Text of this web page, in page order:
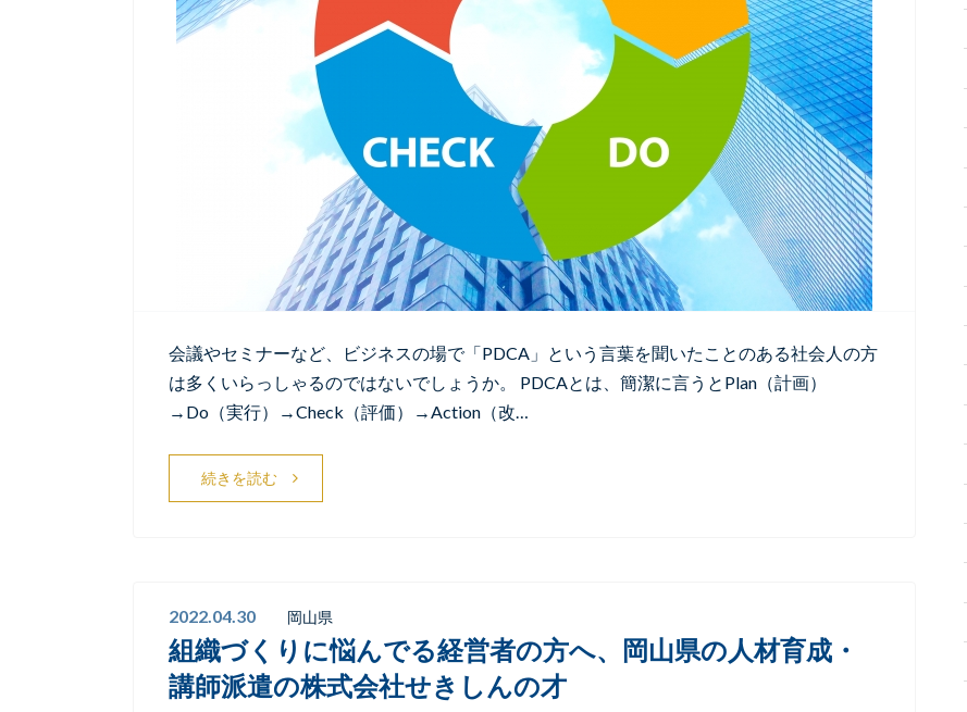
会議やセミナーなど、ビジネスの場で「PDCA」という言葉を聞いたことのある社会人の方
は多くいらっしゃるのではないでしょうか。 PDCAとは、簡潔に言うとPlan（計画）
→Do（実行）→Check（評価）→Action（改…
続きを読む
2022.04.30 岡山県
組織づくりに悩んでる経営者の方へ、岡山県の人材育成・
講師派遣の株式会社せきしんの才